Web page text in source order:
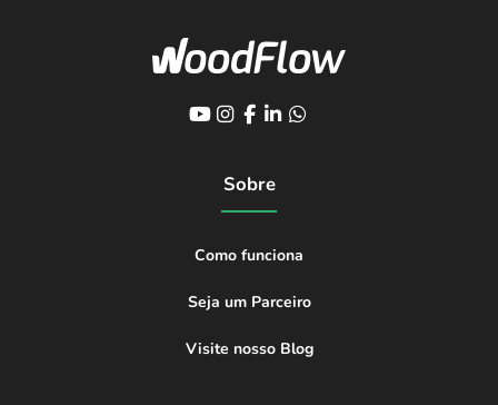
Sobre
Como funciona
Seja um Parceiro
Visite nosso Blog